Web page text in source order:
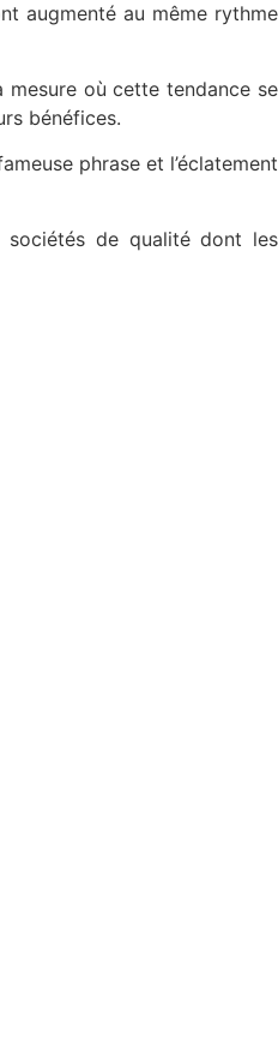
augmenté au même rythme
mesure où cette tendance se
bénéfices.
phrase et l’éclatement
de qualité dont les